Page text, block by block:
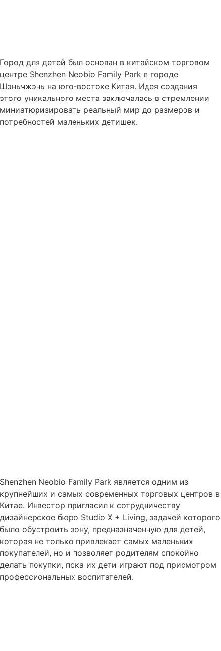
Город для детей был основан в китайском торговом
центре Shenzhen Neobio Family Park в городе
Шэньчжэнь на юго-востоке Китая. Идея создания
этого уникального места заключалась в стремлении
миниатюризировать реальный мир до размеров и
потребностей маленьких детишек.
Shenzhen Neobio Family Park является одним из
крупнейших и самых современных торговых центров в
Китае. Инвестор пригласил к сотрудничеству
дизайнерское бюро Studio X + Living, задачей которого
было обустроить зону, предназначенную для детей,
которая не только привлекает самых маленьких
покупателей, но и позволяет родителям спокойно
делать покупки, пока их дети играют под присмотром
профессиональных воспитателей.